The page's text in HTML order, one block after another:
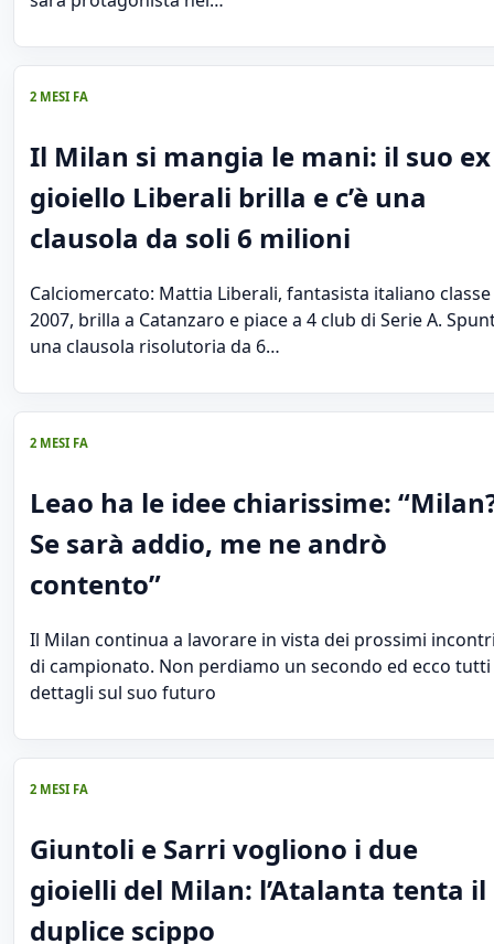
2 MESI FA
Il Milan si mangia le mani: il suo ex
gioiello Liberali brilla e c’è una
clausola da soli 6 milioni
Calciomercato: Mattia Liberali, fantasista italiano classe
2007, brilla a Catanzaro e piace a 4 club di Serie A.
una clausola risolutoria da 6…
2 MESI FA
Leao ha le idee chiarissime:
Se sarà addio, me ne andrò
contento”
Il Milan continua a lavorare in vista dei prossimi
di campionato. Non perdiamo un secondo ed ecco tutti
dettagli sul suo futuro
2 MESI FA
Giuntoli e Sarri vogliono i due
gioielli del Milan: l’Atalanta tenta il
duplice scippo